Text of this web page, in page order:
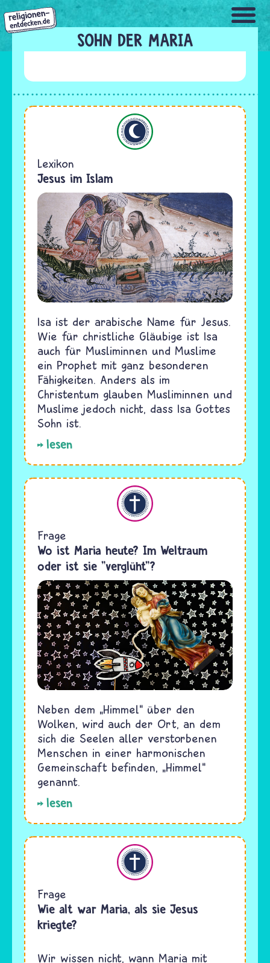
Direkt
zum
Inhalt
SOHN DER MARIA
Lexikon
Jesus im Islam
Isa ist der arabische Name für Jesus.
Wie für christliche Gläubige ist Isa
auch für Musliminnen und Muslime
ein Prophet mit ganz besonderen
Fähigkeiten. Anders als im
Christentum glauben Musliminnen und
Muslime jedoch nicht, dass Isa Gottes
Sohn ist.
lesen
Christentum
Frage
Wo ist Maria heute? Im Weltraum
oder ist sie "verglüht"?
Neben dem „Himmel“ über den
Wolken, wird auch der Ort, an dem
sich die Seelen aller verstorbenen
Menschen in einer harmonischen
Gemeinschaft befinden, „Himmel“
genannt.
lesen
Christentum
Frage
Wie alt war Maria, als sie Jesus
kriegte?
Wir wissen nicht, wann Maria mit